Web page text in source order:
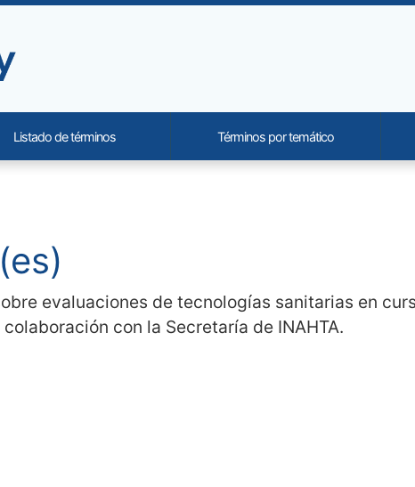
and content
evaluaciones de tecnologías sanitarias en
con la Secretaría de INAHTA.
etc.
Listado de términos Términos por temático